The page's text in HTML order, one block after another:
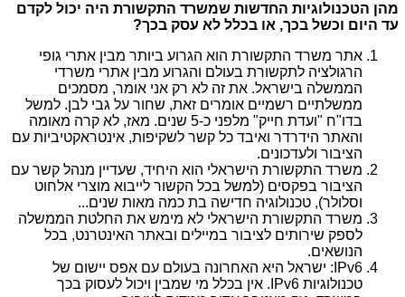
מהן הטכנולוגיות החדשות שמשרד התקשורת היה יכול לקדם
עד היום וכשל בכך, או בכלל לא עסק בכך?
אתר משרד התקשורת הוא הגרוע ביותר מבין אתרי גופי
הרגולציה לתקשורת בעולם והגרוע מבין אתרי משרדי
הממשלה בישראל. את זה לא רק אני אומר, מסמכים
ממשלתיים רשמיים אומרים זאת, שחור על גבי לבן. למשל
בדו"ח "ועדת חייק" מלפני כ-5 שנים. מאז, לא קרה מאומה
והאתר הידרדר ואיבד כל קשר לשקיפות, אינטראקטיביות עם
הציבור ולעדכונים.
משרד התקשורת הישראלי הוא היחיד, שעדיין מנהל קשר עם
הציבור בפקסים (למשל בכל הקשור לייבוא מוצרי אלחוט
וסלולר), טכנולוגיה חדישה בת כמה מאות שנים...
משרד התקשורת הישראלי לא מימש את החלטת הממשלה
לספק שירותים לציבור במיילים ובאתר האינטרנט, בכל
הנושאים.
IPv6 : ישראל היא האחרונה בעולם עם אפס יישום של
טכנולוגיות IPv6 . אין בכלל מי שמבין ויכול לעסוק בכך